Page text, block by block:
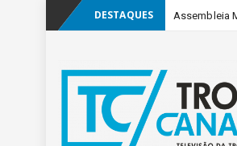
DESTAQUES Assembleia